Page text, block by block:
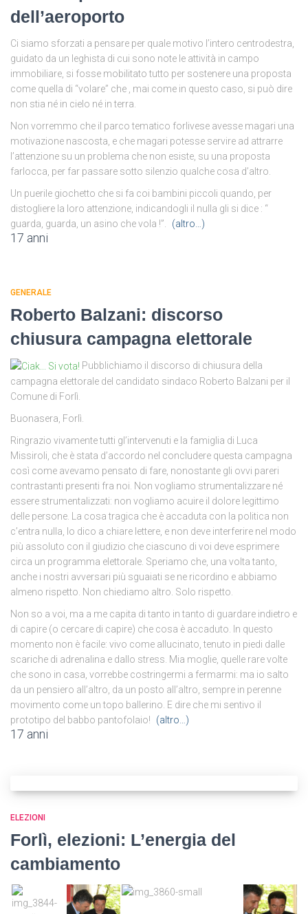
dell’aeroporto
Ci siamo sforzati a pensare per quale motivo l’intero centrodestra,
guidato da un leghista di cui sono note le attività in campo
immobiliare, si fosse mobilitato tutto per sostenere una proposta
come quella di “volare” che , mai come in questo caso, si può dire
non stia né in cielo né in terra.
Non vorremmo che il parco tematico forlivese avesse magari una
motivazione nascosta, e che magari potesse servire ad attrarre
l’attenzione su un problema che non esiste, su una proposta
farlocca, per far passare sotto silenzio qualche cosa d’altro.
Un puerile giochetto che si fa coi bambini piccoli quando, per
distogliere la loro attenzione, indicandogli il nulla gli si dice : “
guarda, guarda, un asino che vola !”.
(altro…)
17 anni
GENERALE
Roberto Balzani: discorso
chiusura campagna elettorale
Pubblichiamo il discorso di chiusura della
campagna elettorale del candidato sindaco Roberto Balzani per il
Comune di Forlì.
Buonasera, Forlì.
Ringrazio vivamente tutti gl’intervenuti e la famiglia di Luca
Missiroli, che è stata d’accordo nel concludere questa campagna
così come avevamo pensato di fare, nonostante gli ovvi pareri
contrastanti presenti fra noi. Non vogliamo strumentalizzare né
essere strumentalizzati: non vogliamo acuire il dolore legittimo
delle persone. La cosa tragica che è accaduta con la politica non
c’entra nulla, lo dico a chiare lettere, e non deve interferire nel modo
più assoluto con il giudizio che ciascuno di voi deve esprimere
circa un programma elettorale. Speriamo che, una volta tanto,
anche i nostri avversari più sguaiati se ne ricordino e abbiamo
almeno rispetto. Non chiediamo altro. Solo rispetto.
Non so a voi, ma a me capita di tanto in tanto di guardare indietro e
di capire (o cercare di capire) che cosa è accaduto. In questo
momento non è facile: vivo come allucinato, tenuto in piedi dalle
scariche di adrenalina e dallo stress. Mia moglie, quelle rare volte
che sono in casa, vorrebbe costringermi a fermarmi: ma io salto
da un pensiero all’altro, da un posto all’altro, sempre in perenne
movimento come un topo ballerino. E dire che mi sentivo il
prototipo del babbo pantofolaio!
(altro…)
17 anni
ELEZIONI
Forlì, elezioni: L’energia del
cambiamento